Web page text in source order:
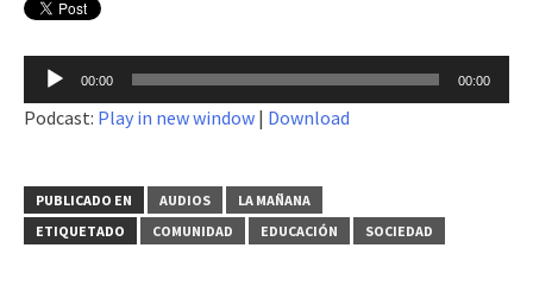
Reproductor
de
audio
00:00 00:00
Podcast: Play in new window | Download
PUBLICADO EN AUDIOS
LA MAÑANA
ETIQUETADO
COMUNIDAD EDUCACIÓN SOCIEDAD